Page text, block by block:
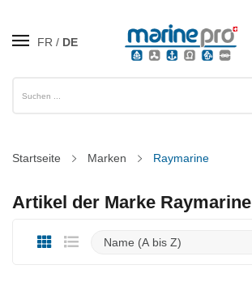
FR DE
Startseite Marken Raymarine
Artikel der Marke Raymarine
Name (A bis Z)